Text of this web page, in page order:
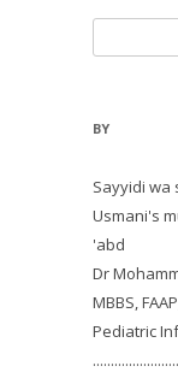
for:
BY
Sayyidi wa
Usmani's
'abd
Dr
MBBS,
Pediatric